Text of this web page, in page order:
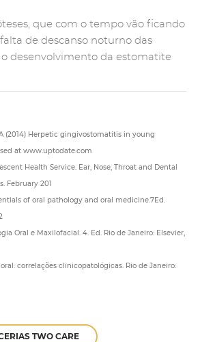
que com o tempo vão ficando
de descanso noturno das
o desenvolvimento da estomatite
(2014) Herpetic gingivostomatitis in young
at www.uptodate.com
Health Service. Ear, Nose, Throat and Dental
February 201
of oral pathology and oral medicine.7Ed.
Oral e Maxilofacial. 4. Ed. Rio de Janeiro: Elsevier,
oral: correlações clinicopatológicas. Rio de Janeiro:
TWO CARE